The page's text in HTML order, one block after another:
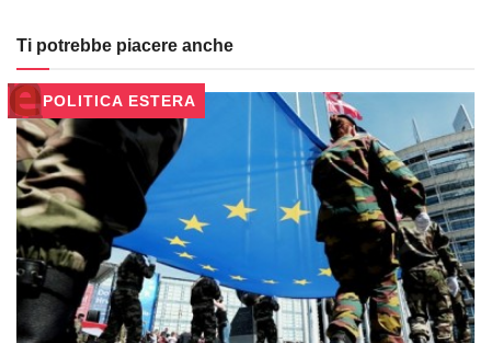
Ti potrebbe piacere anche
POLITICA ESTERA